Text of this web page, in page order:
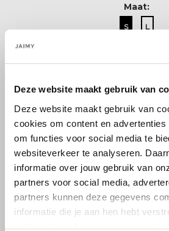
Deze website maakt gebruik van
Deze website maakt gebruik van
cookies om content en advertenties
om functies voor social media te
websiteverkeer te analyseren.
informatie over jouw gebruik van
partners voor social media,
partners kunnen deze gegevens
informatie die je aan hen hebt
Lees meer
Maat:
S L
Select a size
Size guide